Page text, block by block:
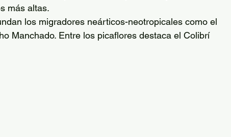
más altas.
los migradores neárticos-neotropicales como el
Manchado. Entre los picaflores destaca el Colibrí